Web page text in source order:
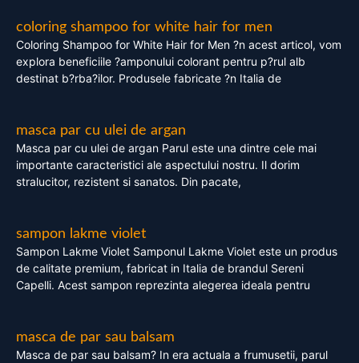
coloring shampoo for white hair for men
Coloring Shampoo for White Hair for Men ?n acest articol, vom
explora beneficiile ?amponului colorant pentru p?rul alb
destinat b?rba?ilor. Produsele fabricate ?n Italia de
masca par cu ulei de argan
Masca par cu ulei de argan Parul este una dintre cele mai
importante caracteristici ale aspectului nostru. Il dorim
stralucitor, rezistent si sanatos. Din pacate,
sampon lakme violet
Sampon Lakme Violet Samponul Lakme Violet este un produs
de calitate premium, fabricat in Italia de brandul Sereni
Capelli. Acest sampon reprezinta alegerea ideala pentru
masca de par sau balsam
Masca de par sau balsam? In era actuala a frumusetii, parul